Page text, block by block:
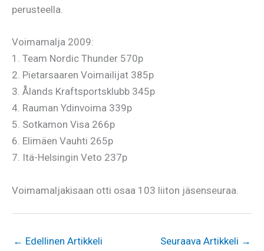
perusteella.
Voimamalja 2009:
1. Team Nordic Thunder 570p
2. Pietarsaaren Voimailijat 385p
3. Ålands Kraftsportsklubb 345p
4. Rauman Ydinvoima 339p
5. Sotkamon Visa 266p
6. Elimäen Vauhti 265p
7. Itä-Helsingin Veto 237p
Voimamaljakisaan otti osaa 103 liiton jäsenseuraa.
← Edellinen Artikkeli Seuraava Artikkeli →